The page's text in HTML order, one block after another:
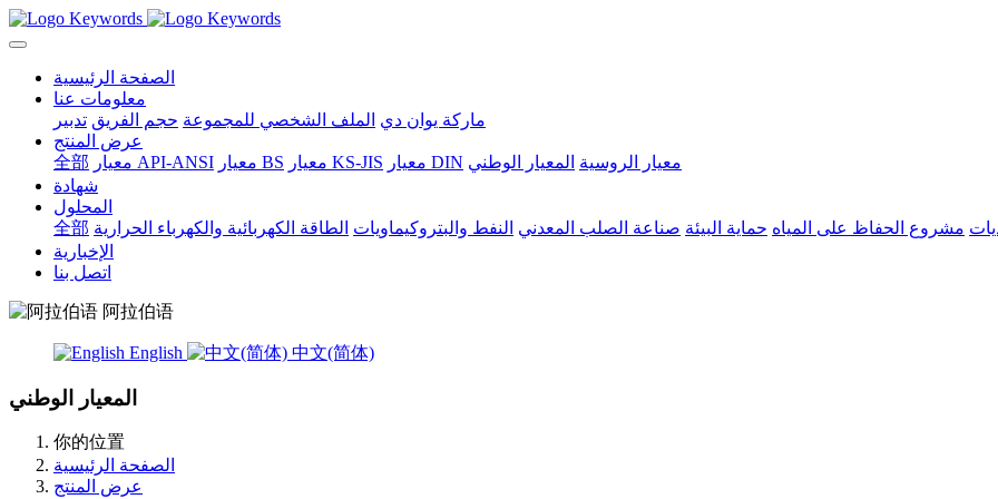
الصفحة الرئيسية
معلومات عنا
ماركة يوان دي الملف الشخصي للمجموعة حجم الفريق تدبير
عرض المنتج
全部
معيار API-ANSI معيار BS معيار KS-JIS معيار DIN معيار الروسية المعيار الوطني
شهادة
المحلول
全部
مشروع الحفاظ على المياه حماية البيئة صناعة الصلب المعدني النفط والبتروكيماويات الطاقة الكهربائية والكهرباء الحرارية
الإخبارية
اتصل بنا
阿拉伯语
English 中文(简体)
المعيار الوطني
你的位置
الصفحة الرئيسية
عرض المنتج